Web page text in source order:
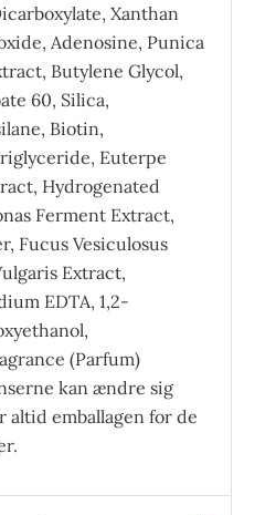
Xanthan
Adenosine, Punica
Butylene Glycol,
60, Silica,
Biotin,
Euterpe
Hydrogenated
Ferment Extract,
Fucus Vesiculosus
Extract,
EDTA, 1,2-
(Parfum)
kan ændre sig
emballagen for de